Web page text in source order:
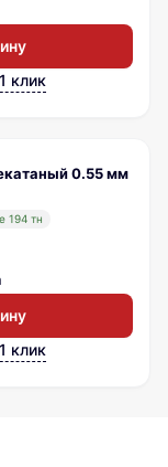
клик
0.55 мм
194 тн
клик